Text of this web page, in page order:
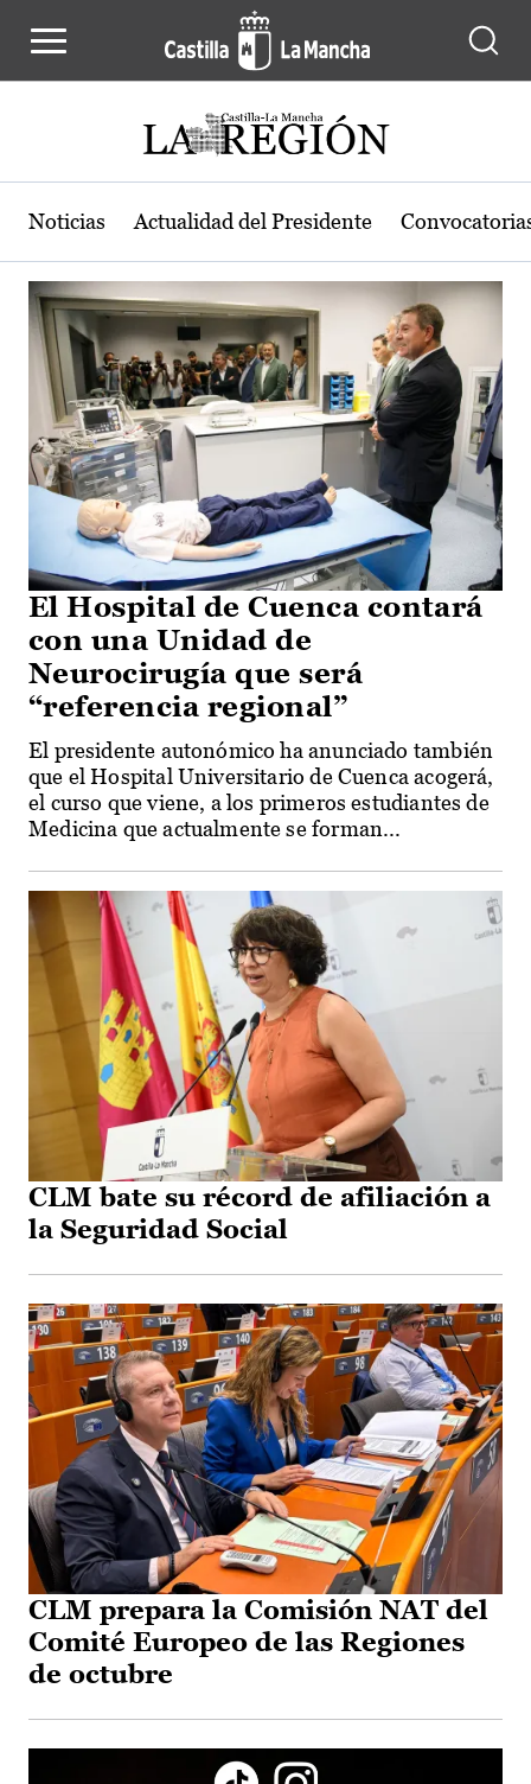
Actualidad de la región de Castilla-
Noticias Actualidad del Presidente
El Hospital de Cuenca contará
con una Unidad de
Neurocirugía que será
“referencia regional”
El presidente autonómico ha anunciado también
que el Hospital Universitario de Cuenca acogerá,
el curso que viene, a los primeros estudiantes de
Medicina que actualmente se forman...
CLM bate su récord de afiliación a
la Seguridad Social
CLM prepara la Comisión NAT del
Comité Europeo de las Regiones
de octubre